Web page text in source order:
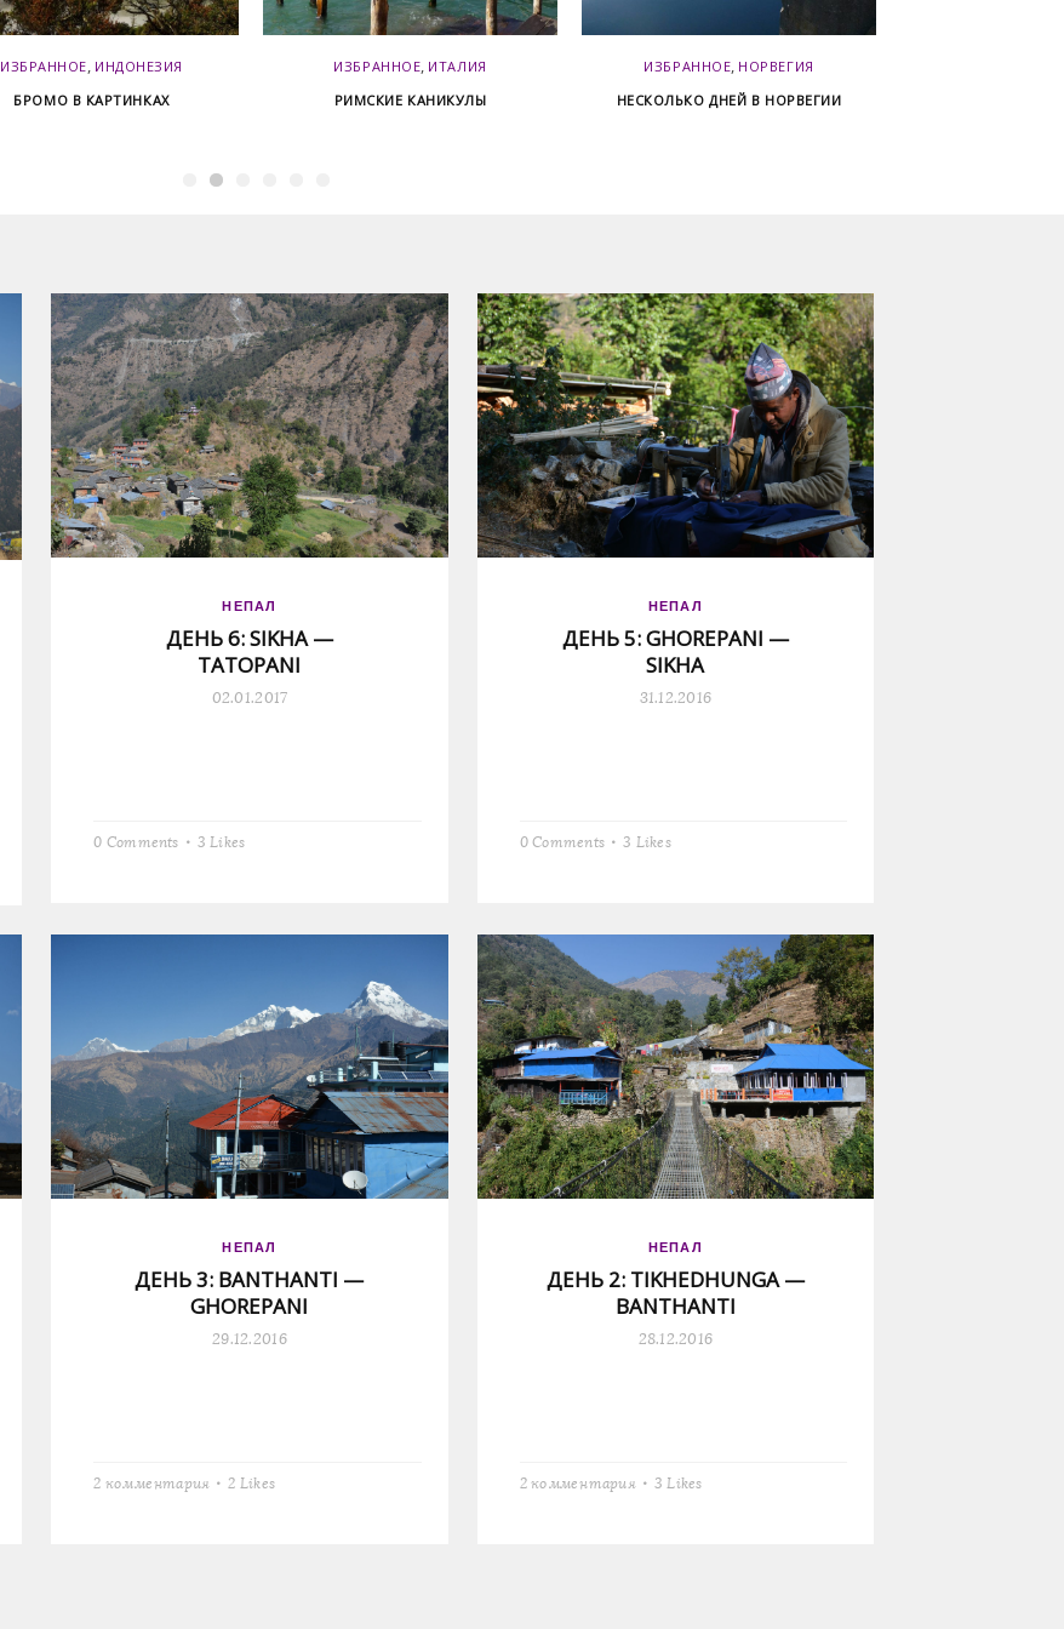
ИЗБРАННОЕ, ИНДОНЕЗИЯ
БРОМО В КАРТИНКАХ
ИЗБРАННОЕ, ИТАЛИЯ
РИМСКИЕ КАНИКУЛЫ
ИЗБРАННОЕ, НОРВЕГИЯ
НЕСКОЛЬКО ДНЕЙ В НОРВЕГИИ
НЕПАЛ
ДЕНЬ 6: SIKHA —
TATOPANI
02.01.2017
0 Comments 3 Likes
НЕПАЛ
ДЕНЬ 5: GHOREPANI —
SIKHA
31.12.2016
0 Comments 3 Likes
НЕПАЛ
ДЕНЬ 3: BANTHANTI —
GHOREPANI
29.12.2016
2 комментария 2 Likes
НЕПАЛ
ДЕНЬ 2: TIKHEDHUNGA —
BANTHANTI
28.12.2016
2 комментария 3 Likes